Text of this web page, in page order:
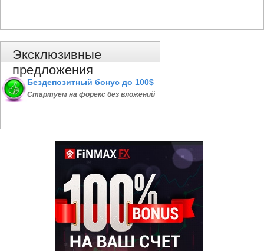
Эксклюзивные
предложения
Бездепозитный бонус до 100$
Стартуем на форекс без вложений